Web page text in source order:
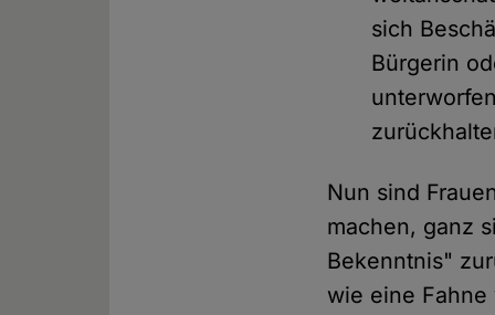
sich
Bürgerin
Nun sind
machen, ganz
Bekenntnis"
wie eine